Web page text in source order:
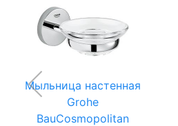
Мыльница настенная
Grohe
BauCosmopolitan